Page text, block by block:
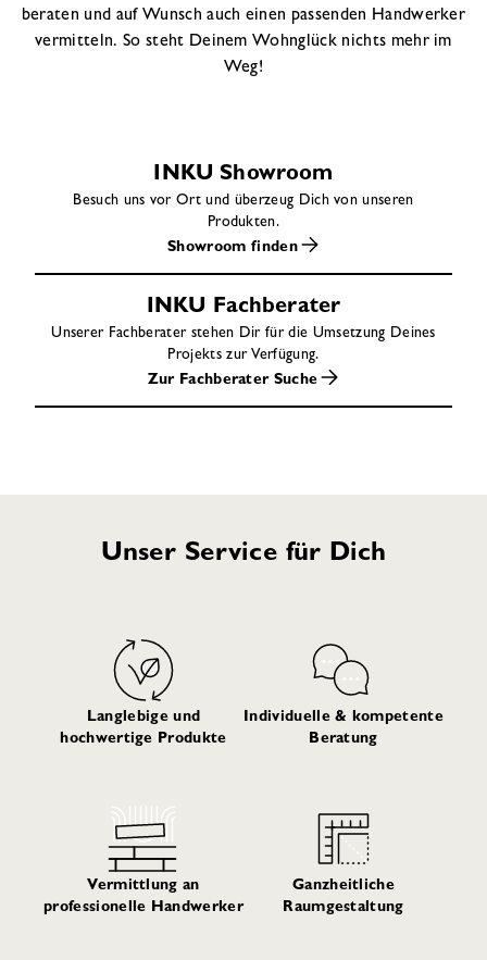
beraten und auf Wunsch auch einen passenden Handwerker
vermitteln. So steht Deinem Wohnglück nichts mehr im
Weg!
INKU Showroom
Besuch uns vor Ort und überzeug Dich von unseren
Produkten.
Showroom finden
INKU Fachberater
Unserer Fachberater stehen Dir für die Umsetzung Deines
Projekts zur Verfügung.
Zur Fachberater Suche
Unser Service für Dich
Langlebige und
hochwertige Produkte
Individuelle & kompetente
Beratung
Vermittlung an
professionelle Handwerker
Ganzheitliche
Raumgestaltung